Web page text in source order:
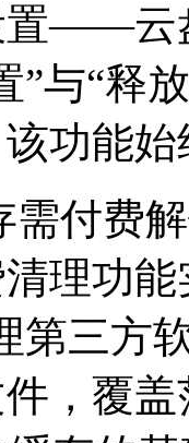
——云
”与“释
功能
需付费
理功
第三方
，覆